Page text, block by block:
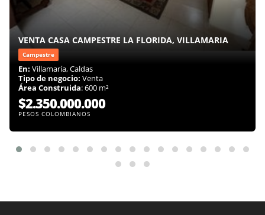
VENTA CASA CAMPESTRE LA FLORIDA, VILLAMARIA
Campestre
En: Villamaría, Caldas
Tipo de negocio: Venta
Área Construida: 600 m²
$2.350.000.000
PESOS COLOMBIANOS